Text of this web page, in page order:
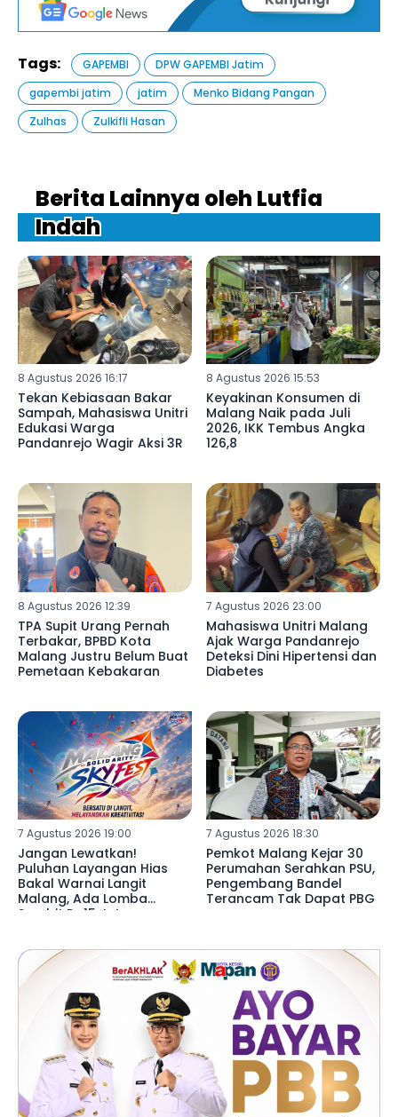
Tags: GAPEMBI
DPW GAPEMBI Jatim
gapembi jatim
jatim
Menko Bidang Pangan
Zulhas
Zulkifli Hasan
Berita Lainnya oleh Lutfia
Indah
8 Agustus 2026 16:17
Tekan Kebiasaan Bakar
Sampah, Mahasiswa Unitri
Edukasi Warga
Pandanrejo Wagir Aksi 3R
8 Agustus 2026 15:53
Keyakinan Konsumen di
Malang Naik pada Juli
2026, IKK Tembus Angka
126,8
8 Agustus 2026 12:39
TPA Supit Urang Pernah
Terbakar, BPBD Kota
Malang Justru Belum Buat
Pemetaan Kebakaran
7 Agustus 2026 23:00
Mahasiswa Unitri Malang
Ajak Warga Pandanrejo
Deteksi Dini Hipertensi dan
Diabetes
7 Agustus 2026 19:00
Jangan Lewatkan!
Puluhan Layangan Hias
Bakal Warnai Langit
Malang, Ada Lomba
Sambit Rp15 Juta
7 Agustus 2026 18:30
Pemkot Malang Kejar 30
Perumahan Serahkan PSU,
Pengembang Bandel
Terancam Tak Dapat PBG